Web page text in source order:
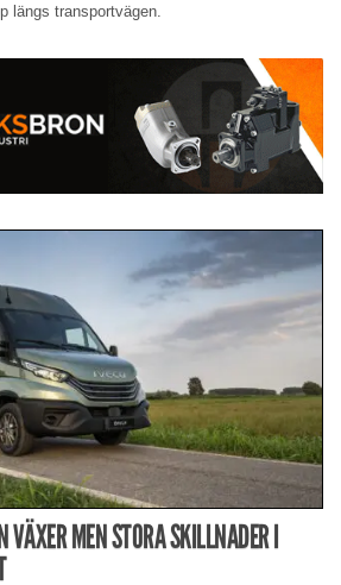
längs transportvägen.
VÄXER MEN STORA SKILLNADER I